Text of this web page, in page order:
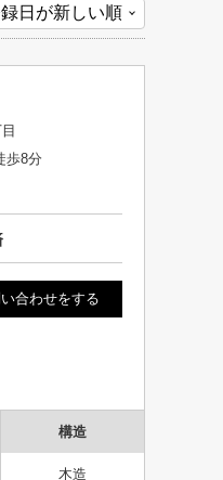
歩8分
合わせをする
構造
木造